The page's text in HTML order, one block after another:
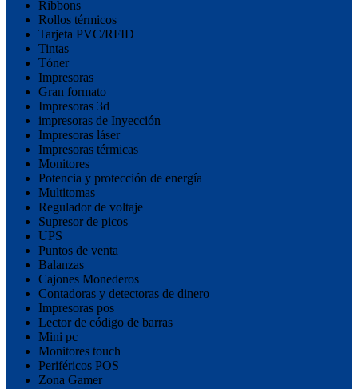
Ribbons
Rollos térmicos
Tarjeta PVC/RFID
Tintas
Tóner
Impresoras
Gran formato
Impresoras 3d
impresoras de Inyección
Impresoras láser
Impresoras térmicas
Monitores
Potencia y protección de energía
Multitomas
Regulador de voltaje
Supresor de picos
UPS
Puntos de venta
Balanzas
Cajones Monederos
Contadoras y detectoras de dinero
Impresoras pos
Lector de código de barras
Mini pc
Monitores touch
Periféricos POS
Zona Gamer